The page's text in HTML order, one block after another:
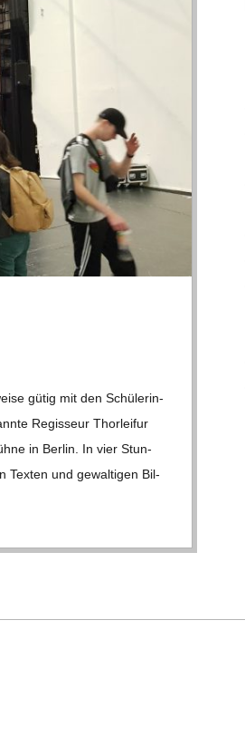
gütig mit den Schü­le­rin­
Regis­seur Thorlei­fur
in Ber­lin. In vier Stun­
Tex­ten und gewal­ti­gen Bil­